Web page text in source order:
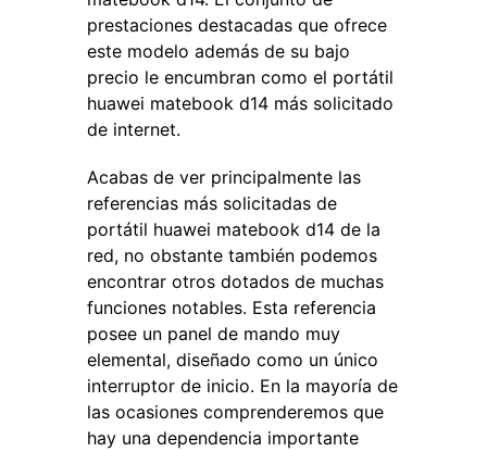
prestaciones destacadas que ofrece
este modelo además de su bajo
precio le encumbran como el portátil
huawei matebook d14 más solicitado
de internet.
Acabas de ver principalmente las
referencias más solicitadas de
portátil huawei matebook d14 de la
red, no obstante también podemos
encontrar otros dotados de muchas
funciones notables. Esta referencia
posee un panel de mando muy
elemental, diseñado como un único
interruptor de inicio. En la mayoría de
las ocasiones comprenderemos que
hay una dependencia importante